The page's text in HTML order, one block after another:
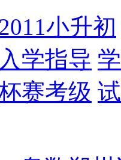
小升初
入学指导
赛考级